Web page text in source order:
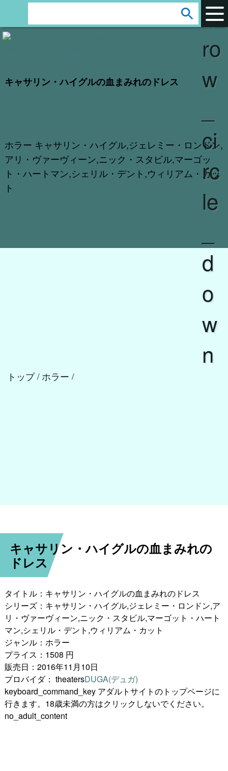
キャサリン・ハイグルの血まみれのドレス
ホラー キャサリン・ハイグル,ジェレミー・ロンドン,
アリ・ヴァーヴィーン,ニック・スタビル,マーゴッ
ト・ハートマン,シェリル・デント,ウィリアム・カッ
ト
アフィリエイト/CSV/画像/動画/カタログ/
e
c
ar
ro
w
ci
rc
le
d
o
w
n
キャサリン・ハイグルの血まみれの
ドレス
タイトル：キャサリン・ハイグルの血まみれのドレス
シリーズ：キャサリン・ハイグル,ジェレミー・ロンドン,ア
リ・ヴァーヴィーン,ニック・スタビル,マーゴット・ハート
マン,シェリル・デント,ウィリアム・カット
ジャンル：ホラー
プライス：1508 円
販売日：2016年11月10日
プロバイダ： theatersDUGA(デュガ)
keyboard_command_keyアダルトサイトのトップページに
行きます。18歳未満の方はクリックしないでください。
no_adult_content
トップ / ホラー /